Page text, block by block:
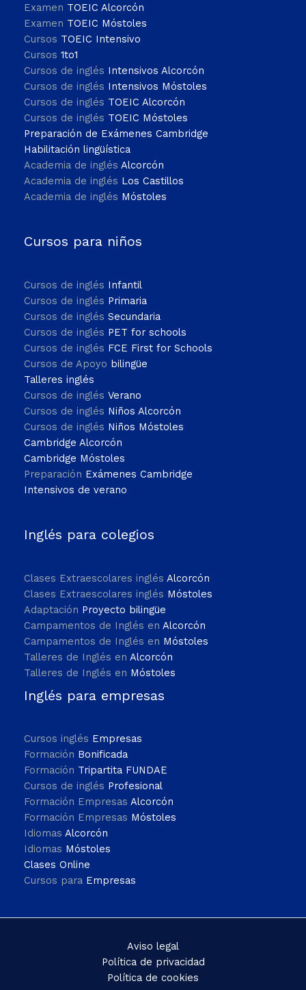
Examen TOEIC Alcorcón
Examen TOEIC Móstoles
Cursos TOEIC Intensivo
Cursos 1to1
Cursos de inglés Intensivos Alcorcón
Cursos de inglés Intensivos Móstoles
Cursos de inglés TOEIC Alcorcón
Cursos de inglés TOEIC Móstoles
Preparación de Exámenes Cambridge
Habilitación lingüística
Academia de inglés Alcorcón
Academia de inglés Los Castillos
Academia de inglés Móstoles
Cursos para niños
Cursos de inglés Infantil
Cursos de inglés Primaria
Cursos de inglés Secundaria
Cursos de inglés PET for schools
Cursos de inglés FCE First for Schools
Cursos de Apoyo bilingüe
Talleres inglés
Cursos de inglés Verano
Cursos de inglés Niños Alcorcón
Cursos de inglés Niños Móstoles
Cambridge Alcorcón
Cambridge Móstoles
Preparación Exámenes Cambridge
Intensivos de verano
Inglés para colegios
Clases Extraescolares inglés Alcorcón
Clases Extraescolares inglés Móstoles
Adaptación Proyecto bilingüe
Campamentos de Inglés en Alcorcón
Campamentos de Inglés en Móstoles
Talleres de Inglés en Alcorcón
Talleres de Inglés en Móstoles
Inglés para empresas
Cursos inglés Empresas
Formación Bonificada
Formación Tripartita FUNDAE
Cursos de inglés Profesional
Formación Empresas Alcorcón
Formación Empresas Móstoles
Idiomas Alcorcón
Idiomas Móstoles
Clases Online
Cursos para Empresas
Aviso legal
Política de privacidad
Política de cookies